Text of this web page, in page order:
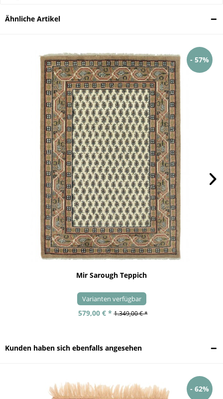
Ähnliche Artikel
- 57%
Mir Sarough Teppich
Varianten verfügbar
579,00 € * 1.349,00 € *
Kunden haben sich ebenfalls angesehen
- 62%